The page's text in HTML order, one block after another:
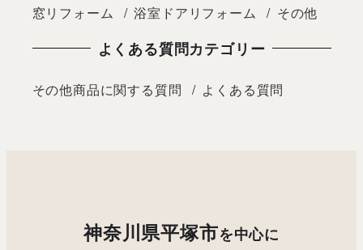
窓リフォーム
浴室ドアリフォーム その他
よくある質問カテゴリー
その他商品に関する質問 よくある質問
神奈川県平塚市を中心に